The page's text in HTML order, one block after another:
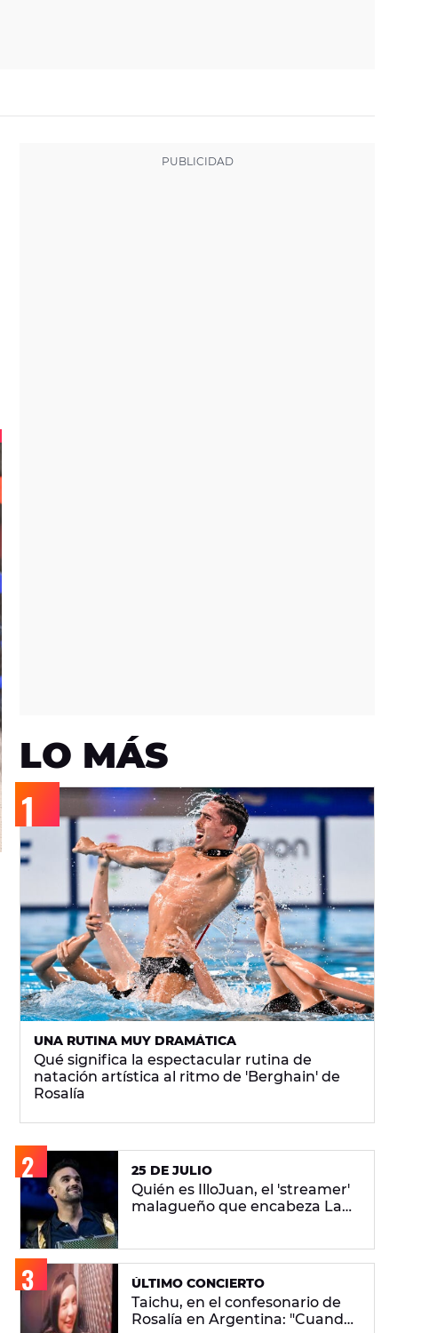
LO MÁS
UNA RUTINA MUY DRAMÁTICA
Qué significa la espectacular rutina de
natación artística al ritmo de 'Berghain' de
Rosalía
25 DE JULIO
Quién es IlloJuan, el 'streamer'
malagueño que encabeza La
ÚLTIMO CONCIERTO
Taichu, en el confesonario de
Rosalía en Argentina: "Cuando